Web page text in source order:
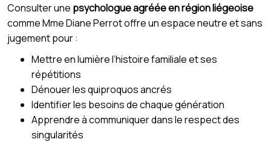
Consulter une psychologue agréée en région liégeoise
comme Mme Diane Perrot offre un espace neutre et sans
jugement pour :
Mettre en lumière l’histoire familiale et ses
répétitions
Dénouer les quiproquos ancrés
Identifier les besoins de chaque génération
Apprendre à communiquer dans le respect des
singularités